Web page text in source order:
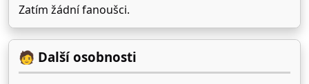
Zatím žádní fanoušci.
🧑 Další osobnosti